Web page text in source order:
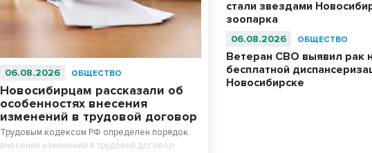
06.08.2026 ОБЩЕСТВО
Новосибирцам рассказали об
особенностях внесения
изменений в трудовой договор
Трудовым кодексом РФ определен порядок
внесения изменений в трудовой договор.
стали звездами
зоопарка
06.08.2026 ОБЩЕСТВО
Ветеран СВО выявил рак
бесплатной
Новосибирске